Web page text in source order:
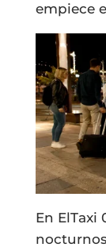
empiece
En ElTaxi